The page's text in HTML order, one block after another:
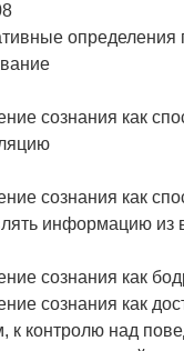
определения
сознания как
сознания как
информацию из
сознания как
сознания как
к контролю над